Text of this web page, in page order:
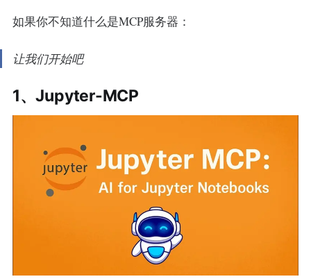
如果你不知道什么是MCP服务器：
让我们开始吧
1、Jupyter-MCP